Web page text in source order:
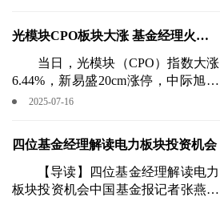
是超过150%。万得创新药指数年内
涨幅超过46%，去年低点以来最大涨
幅也超过95%。其间，诞生了一批十
倍、五倍牛股。但在烈火烹油之后，
次调整从7月30日开始算起，已调整9
天，指数最大调整幅度为-7.21%，至
今调整幅度是-6.25%。
光模块CPO板块大涨 基金经理火线
当日，光模块（CPO）指数大涨
6.44%，新易盛20cm涨停，中际旭创
涨近17%，天孚通信涨近12%，光库
度显著提升。
2025-07-16
四位基金经理解读电力板块投资机会
【导读】四位基金经理解读电力
板块投资机会中国基金报记者张燕北